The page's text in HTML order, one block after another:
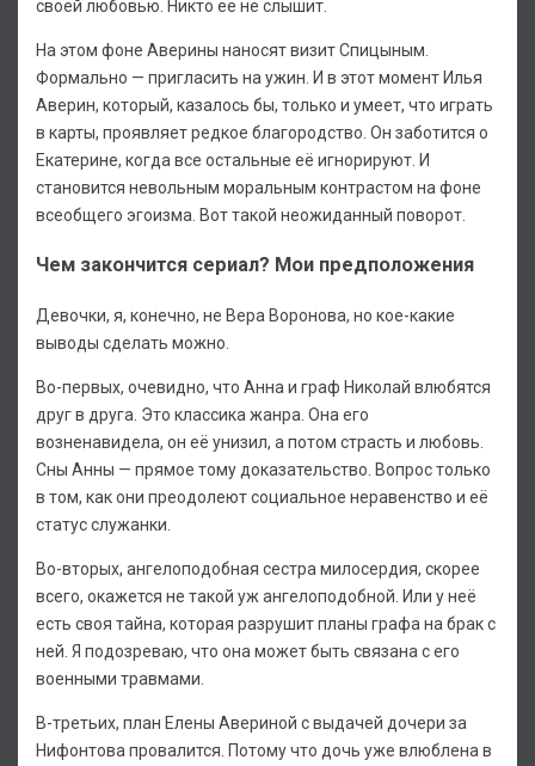
своей любовью. Никто её не слышит.
На этом фоне Аверины наносят визит Спицыным.
Формально — пригласить на ужин. И в этот момент Илья
Аверин, который, казалось бы, только и умеет, что играть
в карты, проявляет редкое благородство. Он заботится о
Екатерине, когда все остальные её игнорируют. И
становится невольным моральным контрастом на фоне
всеобщего эгоизма. Вот такой неожиданный поворот.
Чем закончится сериал? Мои предположения
Девочки, я, конечно, не Вера Воронова, но кое-какие
выводы сделать можно.
Во-первых, очевидно, что Анна и граф Николай влюбятся
друг в друга. Это классика жанра. Она его
возненавидела, он её унизил, а потом страсть и любовь.
Сны Анны — прямое тому доказательство. Вопрос только
в том, как они преодолеют социальное неравенство и её
статус служанки.
Во-вторых, ангелоподобная сестра милосердия, скорее
всего, окажется не такой уж ангелоподобной. Или у неё
есть своя тайна, которая разрушит планы графа на брак с
ней. Я подозреваю, что она может быть связана с его
военными травмами.
В-третьих, план Елены Авериной с выдачей дочери за
Нифонтова провалится. Потому что дочь уже влюблена в